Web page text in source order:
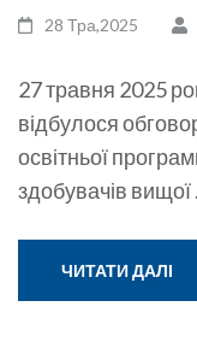
28 Тра,2025
27 травня 2025
відбулося
освітньої
здобувачів
ЧИТАТИ ДАЛІ